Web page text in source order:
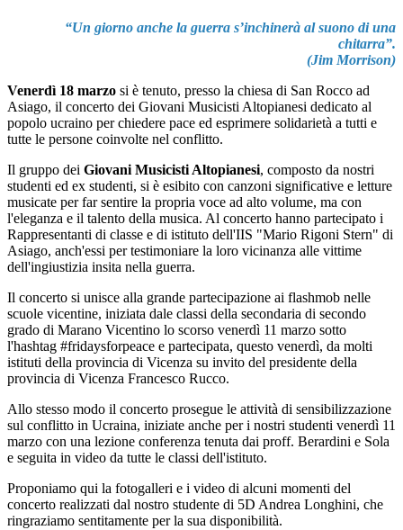
“Un giorno anche la guerra s’inchinerà al suono di una
chitarra”.
(Jim Morrison)
Venerdì 18 marzo si è tenuto, presso la chiesa di San Rocco ad
Asiago, il concerto dei Giovani Musicisti Altopianesi dedicato al
popolo ucraino per chiedere pace ed esprimere solidarietà a tutti e
tutte le persone coinvolte nel conflitto.
Il gruppo dei Giovani Musicisti Altopianesi, composto da nostri
studenti ed ex studenti, si è esibito con canzoni significative e letture
musicate per far sentire la propria voce ad alto volume, ma con
l'eleganza e il talento della musica. Al concerto hanno partecipato i
Rappresentanti di classe e di istituto dell'IIS "Mario Rigoni Stern" di
Asiago, anch'essi per testimoniare la loro vicinanza alle vittime
dell'ingiustizia insita nella guerra.
Il concerto si unisce alla grande partecipazione ai flashmob nelle
scuole vicentine, iniziata dale classi della secondaria di secondo
grado di Marano Vicentino lo scorso venerdì 11 marzo sotto
l'hashtag #fridaysforpeace e partecipata, questo venerdì, da molti
istituti della provincia di Vicenza su invito del presidente della
provincia di Vicenza Francesco Rucco.
Allo stesso modo il concerto prosegue le attività di sensibilizzazione
sul conflitto in Ucraina, iniziate anche per i nostri studenti venerdì 11
marzo con una lezione conferenza tenuta dai proff. Berardini e Sola
e seguita in video da tutte le classi dell'istituto.
Proponiamo qui la fotogalleri e i video di alcuni momenti del
concerto realizzati dal nostro studente di 5D Andrea Longhini, che
ringraziamo sentitamente per la sua disponibilità.